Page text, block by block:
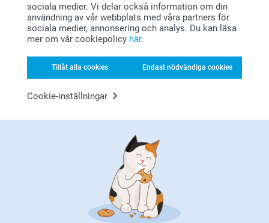
sociala medier. Vi delar också information om din
användning av vår webbplats med våra partners för
sociala medier, annonsering och analys. Du kan läsa
mer om vår cookiepolicy här.
Tillåt alla cookies Endast nödvändiga cookies
Cookie-inställningarNöjd kundgaranti
Bonus på alla dina köp